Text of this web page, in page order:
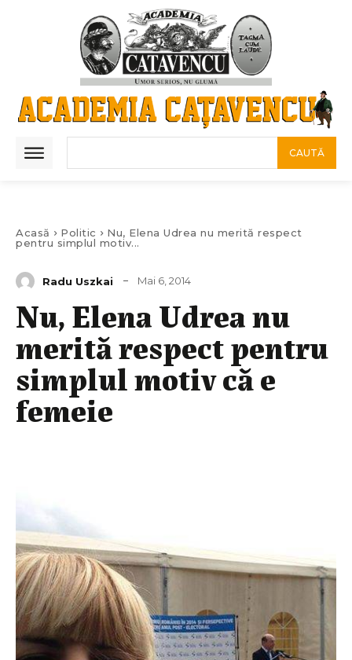
CAUTĂ
Acasă Politic
Nu, Elena Udrea nu merită respect
pentru simplul motiv...
Radu Uszkai Mai 6, 2014
Nu, Elena Udrea nu
merită respect pentru
simplul motiv că e
femeie